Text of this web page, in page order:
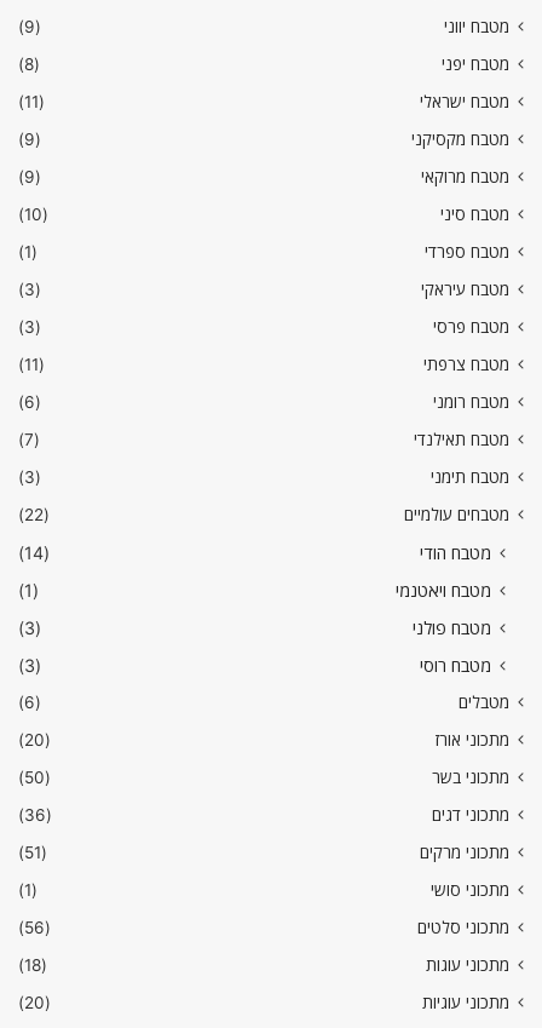
מטבח יווני
(9)
מטבח יפני
(8)
מטבח ישראלי
(11)
מטבח מקסיקני
(9)
מטבח מרוקאי
(9)
מטבח סיני
(10)
מטבח ספרדי
(1)
מטבח עיראקי
(3)
מטבח פרסי
(3)
מטבח צרפתי
(11)
מטבח רומני
(6)
מטבח תאילנדי
(7)
מטבח תימני
(3)
מטבחים עולמיים
(22)
מטבח הודי
(14)
מטבח ויאטנמי
(1)
מטבח פולני
(3)
מטבח רוסי
(3)
מטבלים
(6)
מתכוני אורז
(20)
מתכוני בשר
(50)
מתכוני דגים
(36)
מתכוני מרקים
(51)
מתכוני סושי
(1)
מתכוני סלטים
(56)
מתכוני עוגות
(18)
מתכוני עוגיות
(20)